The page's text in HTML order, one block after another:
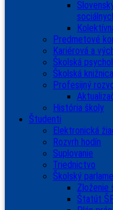
Predmetové
Kariérová a
Školská
Školská knižnica
Profesijný
História školy
Študenti
Elektronická
Rozvrh hodín
Suplovanie
Triednictvo
Školský
Zloženie
Štatút